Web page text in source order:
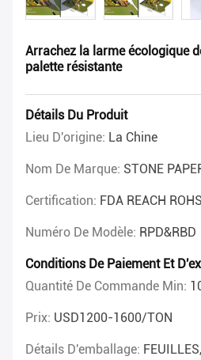
Arrachez la larme écologique
palette résistante
Détails Du Produit
Lieu D'origine: La Chine
Nom De Marque: STONE
Certification: FDA REACH ROHS
Numéro De Modèle: RPD&RBD
Conditions De Paiement Et
Quantité De Commande Min:
Prix: USD1200-1600/TON
Détails D'emballage: